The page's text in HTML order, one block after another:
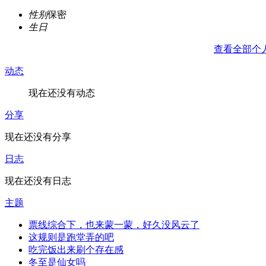
性别保密
生日
查看全部个
动态
现在还没有动态
分享
现在还没有分享
日志
现在还没有日志
主题
票线综合下，也来蒙一蒙，好久没风云了
这规则是跑堂弄的吧
吃完饭出来刷个存在感
冬至是仙女吗